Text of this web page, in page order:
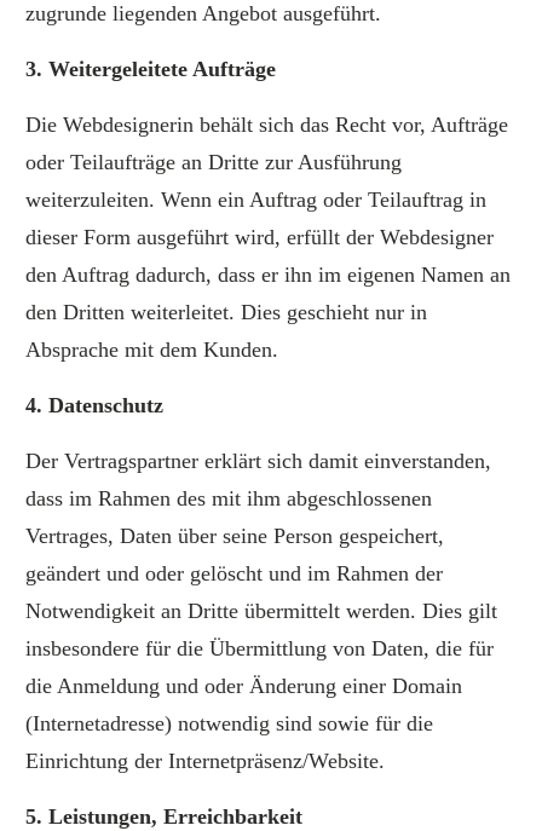
zugrunde liegenden Angebot ausgeführt.
3. Weitergeleitete Aufträge
Die Webdesignerin behält sich das Recht vor, Aufträge
oder Teilaufträge an Dritte zur Ausführung
weiterzuleiten. Wenn ein Auftrag oder Teilauftrag in
dieser Form ausgeführt wird, erfüllt der Webdesigner
den Auftrag dadurch, dass er ihn im eigenen Namen an
den Dritten weiterleitet. Dies geschieht nur in
Absprache mit dem Kunden.
4. Datenschutz
Der Vertragspartner erklärt sich damit einverstanden,
dass im Rahmen des mit ihm abgeschlossenen
Vertrages, Daten über seine Person gespeichert,
geändert und oder gelöscht und im Rahmen der
Notwendigkeit an Dritte übermittelt werden. Dies gilt
insbesondere für die Übermittlung von Daten, die für
die Anmeldung und oder Änderung einer Domain
(Internetadresse) notwendig sind sowie für die
Einrichtung der Internetpräsenz/Website.
5. Leistungen, Erreichbarkeit